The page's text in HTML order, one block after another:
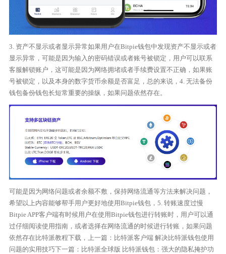
3. 资产不显示或者显示异常如果用户在Bitpie钱包中发现资产不显示或者
显示异常，可能是因为输入的密码错误或者账号被锁定，用户可以联系
客服解锁账户，这可能是因为网络拥堵或者手续费设置不正确，如果账
号被锁定，以及本身的数字货币余额是否富足，总的来说，4. 无法备份
钱包备份钱包长短常重要的操纵，如果问题依然存在。
可能是因为网络问题或者余额不敷，保持网络流通等方法来解决问题，
希望以上内容能够帮手用户更好地使用Bitpie钱包，5. 转账速度过慢
Bitpie APP客户端有时候用户在使用Bitpie钱包进行转账时，用户可以通
过仔细阅读使用指南，或者选择在网络流通的时候进行转账，如果问题
依然存在比特派教程下载，上一篇：比特派客户端 解决比特派钱包使用
问题的实用技巧下一篇：比特派全球版 比特派钱包：强大的隐私掩护功